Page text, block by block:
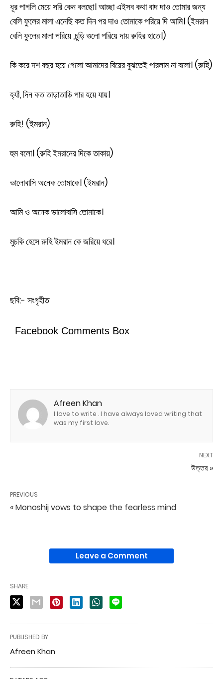
ধূর পাগলি মেয়ে সরি কেন বলছো। আচ্ছা এইসব কথা বাদ দাও তোমার জন্য
বেলি ফুলের মালা এনেছি কত দিন পর দাও তোমাকে পরিয়ে দি আমি। (ইমরান
বেলি ফুলের মালা পরিয়ে ,চুড়ি গুলো পরিয়ে দায় রুহির হাতে।)
কি করে দশ বছর হয়ে গেলো আমাদের বিয়ের বুঝতেই পারলাম না বলো। (রুহি)
হ্যাঁ, দিন কত তাড়াতাড়ি পার হয়ে যায়।
রুহি! (ইমরান)
হুম বলো। (রুহি ইমরানের দিকে তাকায়)
ভালোবাসি অনেক তোমাকে। (ইমরান)
আমি ও অনেক ভালোবাসি তোমাকে।
মুচকি হেসে রুহি ইমরান কে জরিয়ে ধরে।
ছবি:- সংগৃহীত
Facebook Comments Box
Afreen Khan
I love to write . I have always loved writing that
was my first love.
NEXT
উত্তর »
PREVIOUS
« Monoshij vows to shape the fearless mind
Leave a Comment
SHARE
PUBLISHED BY
Afreen Khan